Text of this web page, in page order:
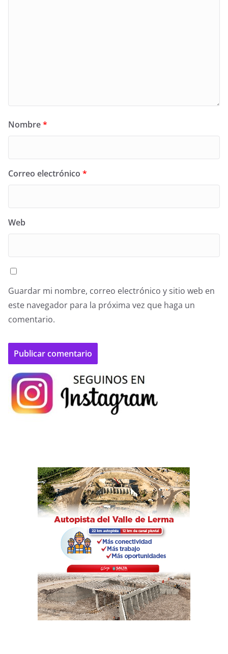
Nombre*
Correo electrónico *
Web
Guardar mi nombre, correo electrónico y sitio web en
este navegador para la próxima vez que haga un
comentario.